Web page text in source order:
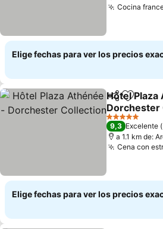
Cocina
Elige fechas para ver los precios
Compartir
Hôtel Plaza
Dorchester
Ver precios
5 Estrellas
9,3 Excelente
a 1.1 km de:
Cena con
Elige fechas para ver los precios